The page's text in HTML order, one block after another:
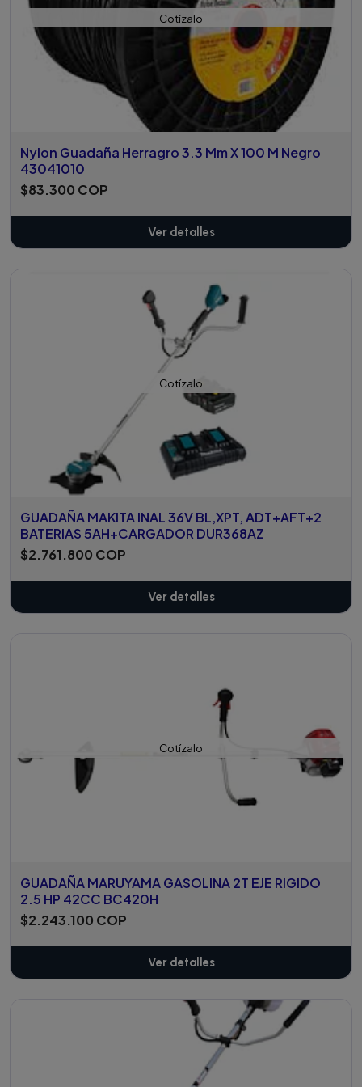
Cotízalo
Nylon Guadaña Herragro 3.3 Mm X 100 M Negro
43041010
$83.300 COP
Ver detalles
Cotízalo
GUADAÑA MAKITA INAL 36V BL,XPT, ADT+AFT+2
BATERIAS 5AH+CARGADOR DUR368AZ
$2.761.800 COP
Ver detalles
Cotízalo
GUADAÑA MARUYAMA GASOLINA 2T EJE RIGIDO
2.5 HP 42CC BC420H
$2.243.100 COP
Ver detalles